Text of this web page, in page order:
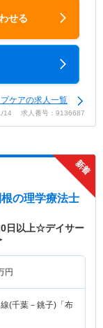
せる
ケアの求人一覧
14 求人番号：9136687
の理学療法士
日以上☆デイサー
円
線(千葉－銚子)「布